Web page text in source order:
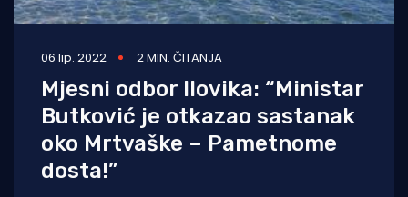
06 lip. 2022 2 MIN. ČITANJA
Mjesni odbor Ilovika: “Ministar
Butković je otkazao sastanak
oko Mrtvaške – Pametnome
dosta!”